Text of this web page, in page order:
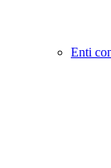
Enti